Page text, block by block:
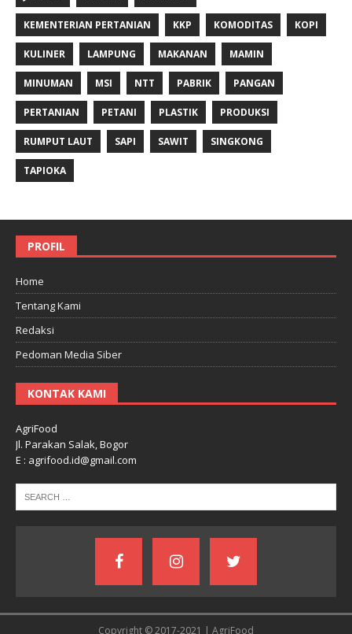
KEMENTERIAN PERTANIAN KKP KOMODITAS KOPI
KULINER LAMPUNG MAKANAN MAMIN
MINUMAN MSI NTT PABRIK PANGAN
PERTANIAN PETANI PLASTIK PRODUKSI
RUMPUT LAUT SAPI SAWIT SINGKONG
TAPIOKA
PROFIL
Home
Tentang Kami
Redaksi
Pedoman Media Siber
KONTAK KAMI
AgriFood
Jl. Parakan Salak, Bogor
E : agrifood.id@gmail.com
Copyright © 2017-2021 | AgriFood